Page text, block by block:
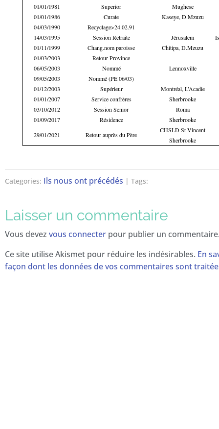
01/01/1981
Superior
Mughese
01/01/1986
Curate
Kaseye, D.Mzuzu
04/03/1990
Recyclage>24.02.91
14/03/1995
Session Retraite Jérusalem
01/11/1999
Chang.nom paroisse
Chitipa, D.Mzuzu
01/03/2003
Retour Province
06/05/2003
Nommé
Lennoxville
09/05/2003
Nommé (PE 06/03)
01/12/2003
Supérieur
Montréal, L’Acadie
01/01/2007
Service confrères
Sherbrooke
03/10/2012
Session Senior
Roma
01/09/2017
Résidence
Sherbrooke
29/01/2021
Retour auprès du Père
CHSLD St-Vincent
Sherbrooke
Categories: Ils nous ont précédés | Tags:
Laisser un commentaire
Vous devez vous connecter pour publier un
Ce site utilise Akismet pour réduire les indésirables. En
façon dont les données de vos commentaires sont